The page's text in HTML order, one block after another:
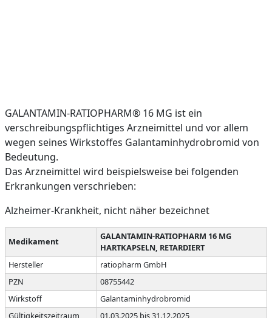
GALANTAMIN-RATIOPHARM® 16 MG ist ein
verschreibungspflichtiges Arzneimittel und vor allem
wegen seines Wirkstoffes Galantaminhydrobromid von
Bedeutung.
Das Arzneimittel wird beispielsweise bei folgenden
Erkrankungen verschrieben:
Alzheimer-Krankheit, nicht näher bezeichnet
Medikament
GALANTAMIN-RATIOPHARM 16 MG
HARTKAPSELN, RETARDIERT
Hersteller
ratiopharm GmbH
PZN
08755442
Wirkstoff
Galantaminhydrobromid
Gültigkeitszeitraum
01.03.2025 bis 31.12.2025